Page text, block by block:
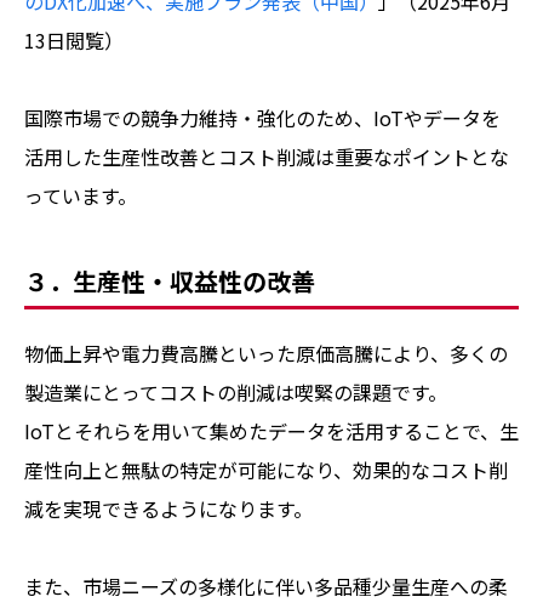
13日閲覧）
国際市場での競争力維持・強化のため、IoTやデータを
活用した生産性改善とコスト削減は重要なポイントとな
っています。
３．生産性・収益性の改善
物価上昇や電力費高騰といった原価高騰により、多くの
製造業にとってコストの削減は喫緊の課題です。
IoTとそれらを用いて集めたデータを活用することで、生
産性向上と無駄の特定が可能になり、効果的なコスト削
減を実現できるようになります。
また、市場ニーズの多様化に伴い多品種少量生産への柔